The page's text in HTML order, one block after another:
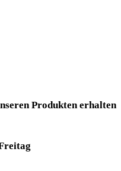
Produkten erhalten